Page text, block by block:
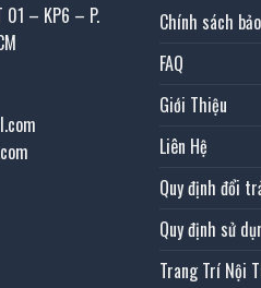
01 – KP6 – P.
Chính sách
FAQ
Giới Thiệu
Liên Hệ
Quy định đổi
Quy định sử
Trang Trí Nội